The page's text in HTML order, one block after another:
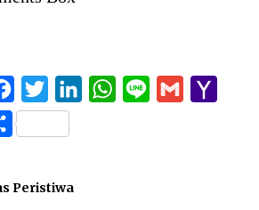
FacebookTwitterLinkedInWhatsApp
Line Gmail
Share
Peristiwa